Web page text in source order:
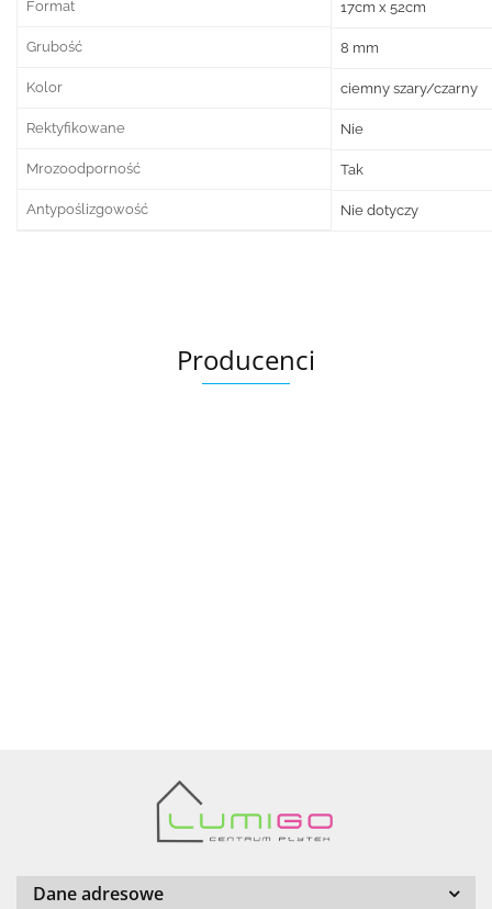
Format 17cm x 52cm
Grubość 8 mm
Kolor ciemny szary/czarny
Rektyfikowane Nie
Mrozoodporność Tak
Antypoślizgowość Nie dotyczy
Producenci
Barwolf
Dane adresowe